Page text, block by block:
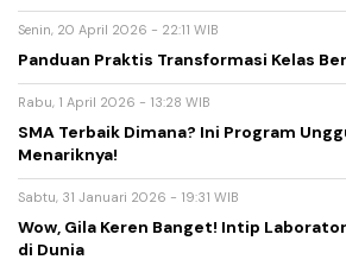
Senin, 20 April 2026 - 22:11 WIB
Panduan Praktis Transformasi Kelas
Rabu, 1 April 2026 - 13:28 WIB
SMA Terbaik Dimana? Ini Program
Menariknya!
Sabtu, 31 Januari 2026 - 19:31 WIB
Wow, Gila Keren Banget! Intip
di Dunia